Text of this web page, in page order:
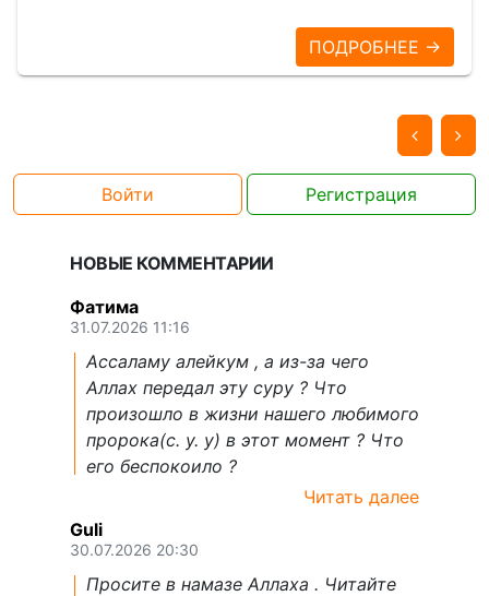
ПОДРОБНЕЕ →
Войти Регистрация
НОВЫЕ КОММЕНТАРИИ
Фатима
31.07.2026 11:16
Ассаламу алейкум , а из-за чего
Аллах передал эту суру ? Что
произошло в жизни нашего любимого
пророка(с. у. у) в этот момент ? Что
его беспокоило ?
Читать далее
Guli
30.07.2026 20:30
Просите в намазе Аллаха . Читайте